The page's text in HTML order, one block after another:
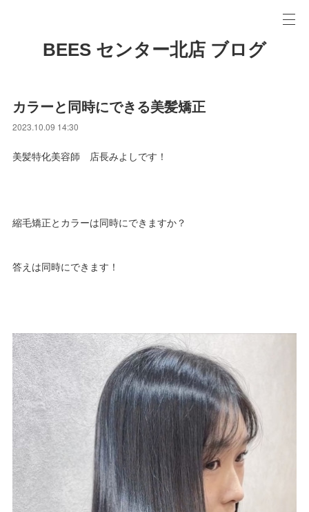
BEES センター北店 ブログ
カラーと同時にできる美髪矯正
2023.10.09 14:30
美髪特化美容師 店長みよしです！
縮毛矯正とカラーは同時にできますか？
答えは同時にできます！